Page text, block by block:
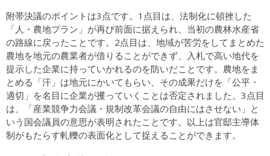
附帯決議のポイントは3点です。1点目は、法制化に頓挫した
「人・農地プラン」が再び前面に据えられ、当初の農林水産省
の路線に戻ったことです。2点目は、地域が苦労をしてまとめた
農地を地元の農業者が借りることができず、入札で高い地代を
提示した企業に持っていかれるのを防いだことです。農地をま
とめる「汗」は地元にかいてもらい、その成果だけを「公平・
適切」を名目に企業が攫っていくことは否定されました。3点目
は、「産業競争力会議・規制改革会議の自由にはさせない」と
いう国会議員の意思が表明されたことです。以上は官邸主導体
制がもたらす軋轢の表面化として捉えることができます。